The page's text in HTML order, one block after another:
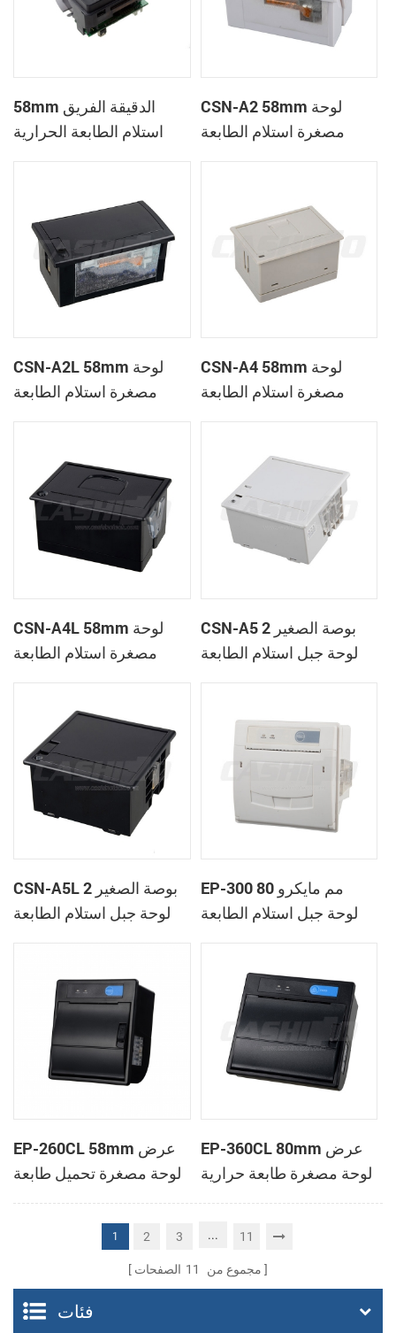
58mm الدقيقة الفريق
استلام الطابعة الحرارية
CSN-A2 58mm لوحة
مصغرة استلام الطابعة
CSN-A2L 58mm لوحة
مصغرة استلام الطابعة
CSN-A4 58mm لوحة
مصغرة استلام الطابعة
CSN-A4L 58mm لوحة
مصغرة استلام الطابعة
CSN-A5 2 بوصة الصغير
لوحة جبل استلام الطابعة
CSN-A5L 2 بوصة الصغير
لوحة جبل استلام الطابعة
EP-300 80 مم مايكرو
لوحة جبل استلام الطابعة
EP-260CL 58mm عرض
لوحة مصغرة تحميل طابعة
حرارية مع لصناعة
السيارات في القاطع
EP-360CL 80mm عرض
لوحة مصغرة طابعة حرارية
مع لصناعة السيارات في
1 2 3 ... 11
مجموع من 11 الصفحات
فئات